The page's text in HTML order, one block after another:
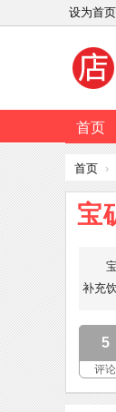
设为首页
首页
首页 ›
宝
宝矿
补充
5
评论